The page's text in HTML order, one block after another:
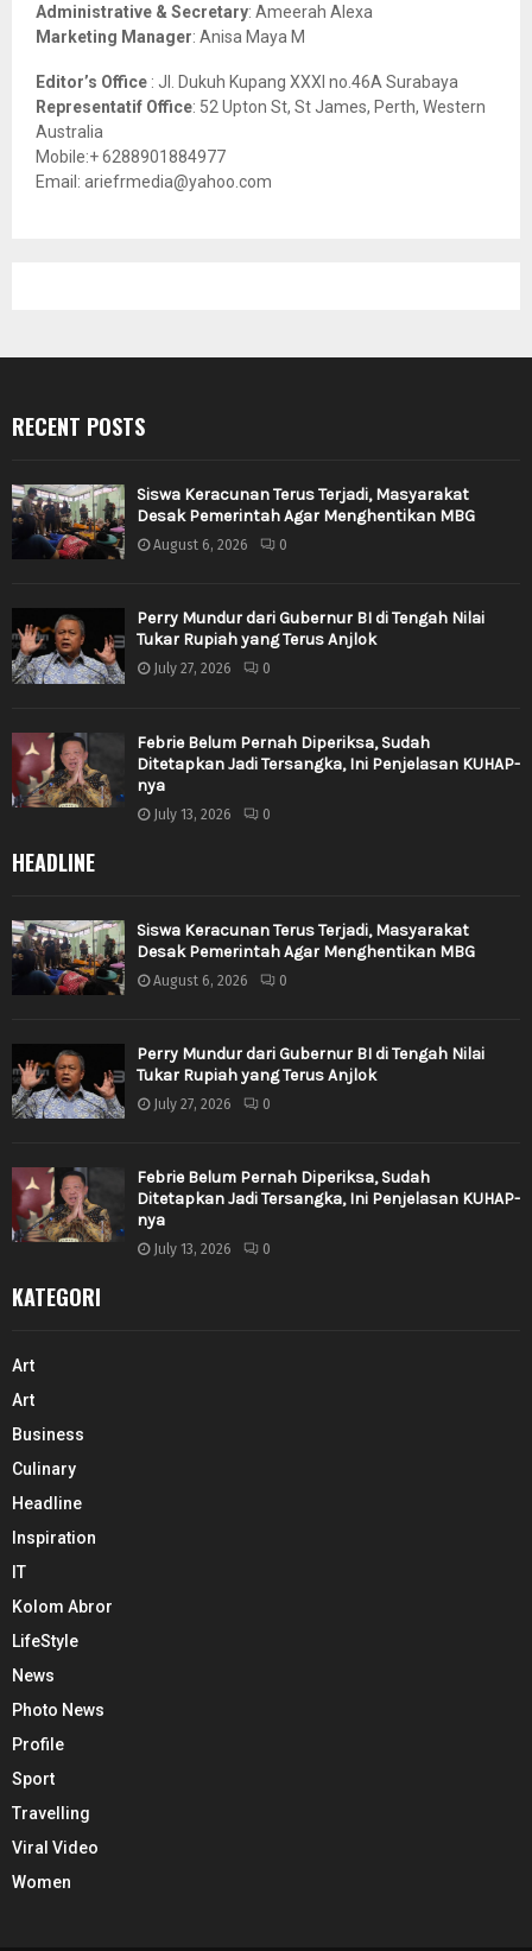
Administrative & Secretary: Ameerah Alexa
Marketing Manager: Anisa Maya M
Editor’s Office : Jl. Dukuh Kupang XXXI no.46A Surabaya
Representatif Office: 52 Upton St, St James, Perth, Western
Australia
Mobile:+ 6288901884977
Email: ariefrmedia@yahoo.com
RECENT POSTS
Siswa Keracunan Terus Terjadi, Masyarakat
Desak Pemerintah Agar Menghentikan MBG
August 6, 2026 0
Perry Mundur dari Gubernur BI di Tengah Nilai
Tukar Rupiah yang Terus Anjlok
July 27, 2026 0
Febrie Belum Pernah Diperiksa, Sudah
Ditetapkan Jadi Tersangka, Ini Penjelasan KUHAP-
nya
July 13, 2026 0
HEADLINE
Siswa Keracunan Terus Terjadi, Masyarakat
Desak Pemerintah Agar Menghentikan MBG
August 6, 2026 0
Perry Mundur dari Gubernur BI di Tengah Nilai
Tukar Rupiah yang Terus Anjlok
July 27, 2026 0
Febrie Belum Pernah Diperiksa, Sudah
Ditetapkan Jadi Tersangka, Ini Penjelasan KUHAP-
nya
July 13, 2026 0
KATEGORI
Art
Art
Business
Culinary
Headline
Inspiration
IT
Kolom Abror
LifeStyle
News
Photo News
Profile
Sport
Travelling
Viral Video
Women